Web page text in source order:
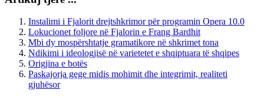
Instalimi i Fjalorit drejtshkrimor për programin Opera 10.0
Lokucionet foljore në Fjalorin e Frang Bardhit
Mbi dy mospërshtatje gramatikore në shkrimet tona
Ndikimi i ideologjisë në varietetet e shqiptuara të shqipes
Origjina e botës
Paskajorja gege midis mohimit dhe integrimit, realiteti
gjuhësor